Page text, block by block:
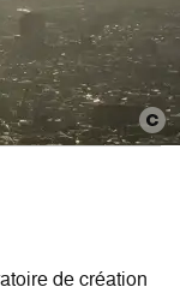
de création